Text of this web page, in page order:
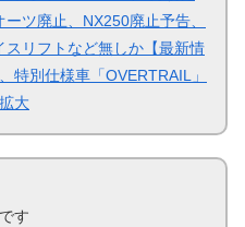
ツ廃止、NX250廃止予告、
リフトなど無しか【最新情
特別仕様車「OVERTRAIL」
大
す